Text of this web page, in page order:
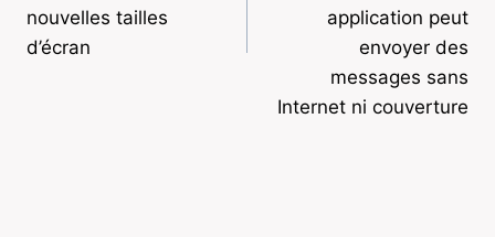
nouvelles tailles
d’écran
application peut
envoyer des
messages sans
Internet ni couverture